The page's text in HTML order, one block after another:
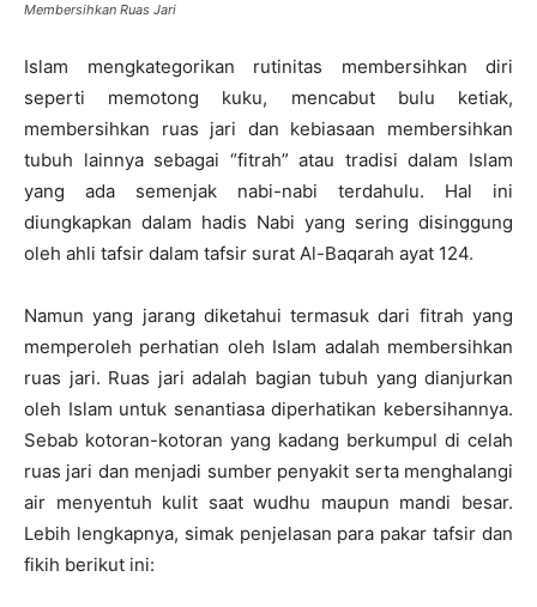
Membersihkan Ruas Jari
Islam mengkategorikan rutinitas membersihkan diri
seperti memotong kuku, mencabut bulu ketiak,
membersihkan ruas jari dan kebiasaan membersihkan
tubuh lainnya sebagai “fitrah” atau tradisi dalam Islam
yang ada semenjak nabi-nabi terdahulu. Hal ini
diungkapkan dalam hadis Nabi yang sering disinggung
oleh ahli tafsir dalam tafsir surat Al-Baqarah ayat 124.
Namun yang jarang diketahui termasuk dari fitrah yang
memperoleh perhatian oleh Islam adalah membersihkan
ruas jari. Ruas jari adalah bagian tubuh yang dianjurkan
oleh Islam untuk senantiasa diperhatikan kebersihannya.
Sebab kotoran-kotoran yang kadang berkumpul di celah
ruas jari dan menjadi sumber penyakit serta menghalangi
air menyentuh kulit saat wudhu maupun mandi besar.
Lebih lengkapnya, simak penjelasan para pakar tafsir dan
fikih berikut ini: